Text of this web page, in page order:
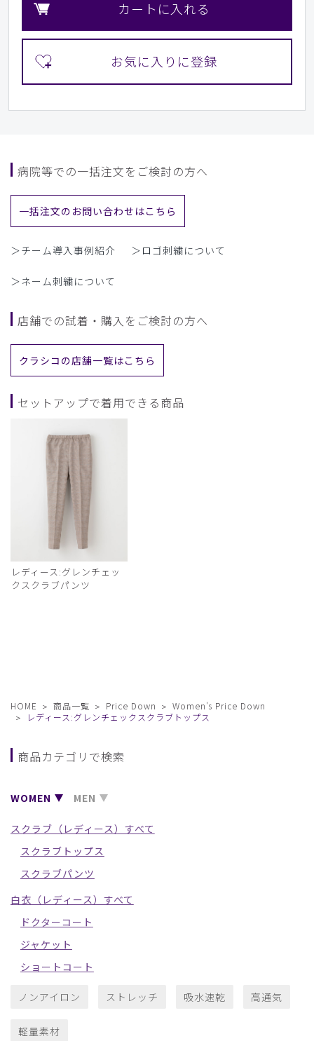
カートに入れる
病院等での一括注文をご検討の方へ
一括注文のお問い合わせはこちら
＞チーム導入事例紹介 ＞ロゴ刺繍について
＞ネーム刺繍について
店舗での試着・購入をご検討の方へ
クラシコの店舗一覧はこちら
セットアップで着用できる商品
レディース:グレンチェッ
クスクラブパンツ
HOME 商品一覧 Price Down
Women's Price Down
レディース:グレンチェックスクラブトップス
商品カテゴリで検索
WOMEN MEN
スクラブ（レディース）すべて
スクラブトップス
スクラブパンツ
白衣（レディース）すべて
ドクターコート
ジャケット
ショートコート
ノンアイロン ストレッチ 吸水速乾 高通気
軽量素材